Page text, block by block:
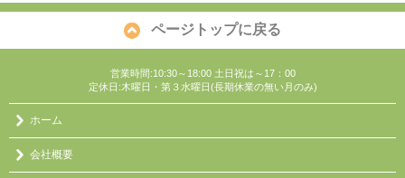
ページトップに戻る
営業時間:10:30～18:00 土日祝は～17：00
定休日:木曜日・第３水曜日(長期休業の無い月のみ)
ホーム
会社概要